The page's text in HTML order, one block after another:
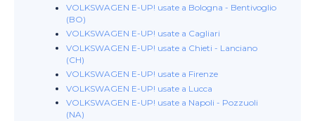
VOLKSWAGEN E-UP! usate a Bologna - Bentivoglio
(BO)
VOLKSWAGEN E-UP! usate a Cagliari
VOLKSWAGEN E-UP! usate a Chieti - Lanciano
(CH)
VOLKSWAGEN E-UP! usate a Firenze
VOLKSWAGEN E-UP! usate a Lucca
VOLKSWAGEN E-UP! usate a Napoli - Pozzuoli
(NA)